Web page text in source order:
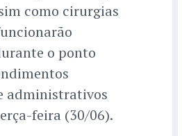
como cirurgias
o ponto
administrativos
feira (30/06).